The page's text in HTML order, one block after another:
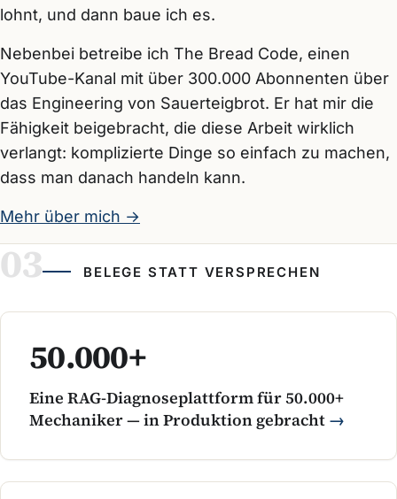
lohnt, und dann baue ich es.
Nebenbei betreibe ich The Bread Code, einen
YouTube-Kanal mit über 300.000 Abonnenten über
das Engineering von Sauerteigbrot. Er hat mir die
Fähigkeit beigebracht, die diese Arbeit wirklich
verlangt: komplizierte Dinge so einfach zu machen,
dass man danach handeln kann.
Mehr über mich →
BELEGE STATT VERSPRECHEN
50.000+
Eine RAG-Diagnoseplattform für 50.000+
Mechaniker — in Produktion gebracht